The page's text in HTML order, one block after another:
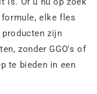
elke fles
producten zijn
zonder GGO's of
te bieden in een